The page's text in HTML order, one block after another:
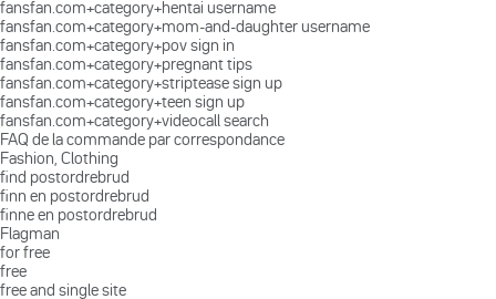
fansfan.com+category+hentai username
fansfan.com+category+mom-and-daughter username
fansfan.com+category+pov sign in
fansfan.com+category+pregnant tips
fansfan.com+category+striptease sign up
fansfan.com+category+teen sign up
fansfan.com+category+videocall search
FAQ de la commande par correspondance
Fashion, Clothing
find postordrebrud
finn en postordrebrud
finne en postordrebrud
Flagman
for free
free
free and single site